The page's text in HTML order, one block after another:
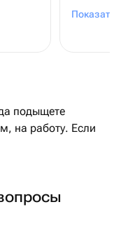
Показать
подыщете
на работу. Если
но не знаете